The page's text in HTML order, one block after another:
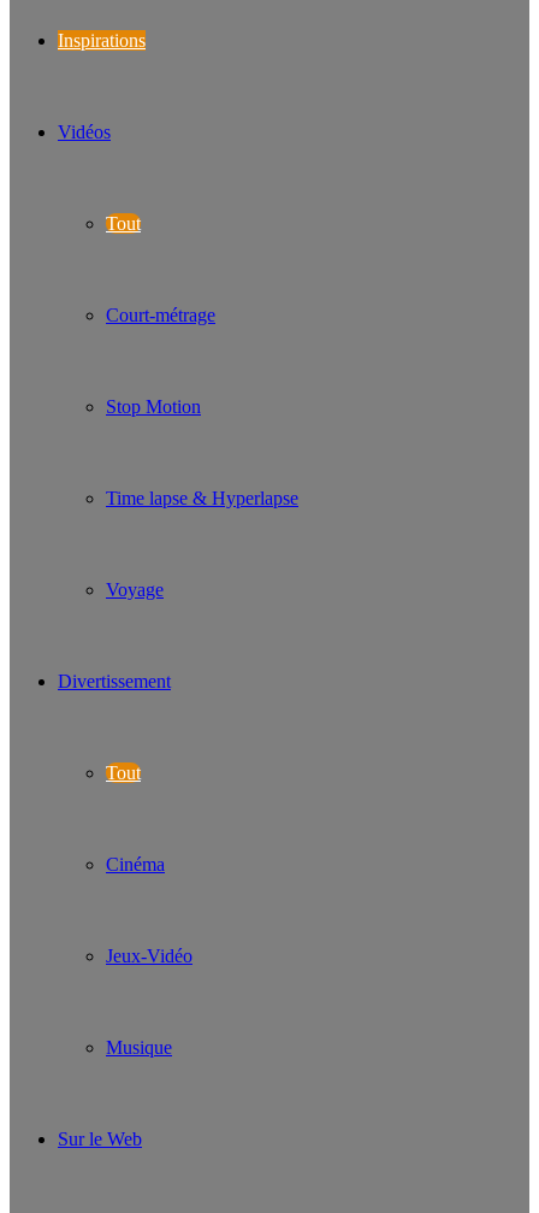
Inspirations
Vidéos
Tout
Court-métrage
Stop Motion
Time lapse & Hyperlapse
Voyage
Divertissement
Tout
Cinéma
Jeux-Vidéo
Musique
Sur le Web